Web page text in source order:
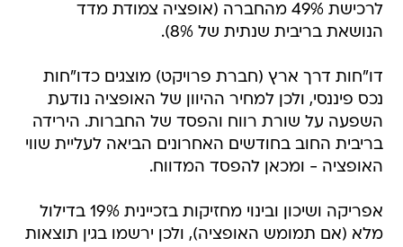
לרכישת 49% מהחברה (אופציה צמודת מדד
הנושאת בריבית שנתית של 8%).
דו"חות דרך ארץ (חברת פרויקט) מוצגים כדו"חות
נכס פיננסי, ולכן למחיר ההיוון של האופציה נודעת
השפעה על שורת רווח והפסד של החברות. הירידה
בריבית החוב בחודשים האחרונים הביאה לעליית שווי
האופציה - ומכאן להפסד המדווח.
אפריקה ושיכון ובינוי מחזיקות בזכיינית 19% בדילול
מלא (אם תמומש האופציה), ולכן ירשמו בגין תוצאות